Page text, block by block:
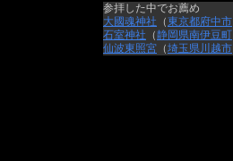
参拝した中でお薦め
大國魂神社 （東京都府中市
石室神社 （静岡県南伊豆町
仙波東照宮 （埼玉県川越市